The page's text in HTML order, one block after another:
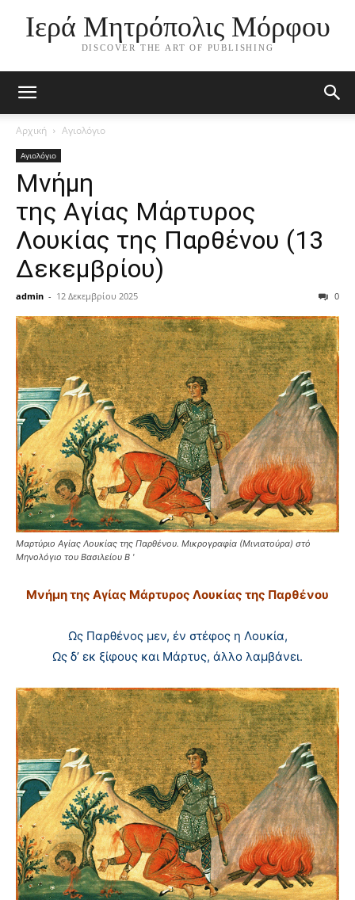
Ιερά Μητρόπολις Μόρφου
DISCOVER THE ART OF PUBLISHING
Αρχική Αγιολόγιο
Αγιολόγιο
Μνήμη
της Aγίας Mάρτυρος
Λουκίας της Παρθένου (13
Δεκεμβρίου)
admin - 12 Δεκεμβρίου 2025 0
Μαρτύριο Αγίας Λουκίας της Παρθένου. Μικρογραφία (Μινιατούρα) στό
Μηνολόγιο του Βασιλείου Β '
Μνήμη της Aγίας Mάρτυρος Λουκίας της Παρθένου
Ως Παρθένος μεν, έν στέφος η Λουκία,
Ως δ’ εκ ξίφους και Mάρτυς, άλλο λαμβάνει.